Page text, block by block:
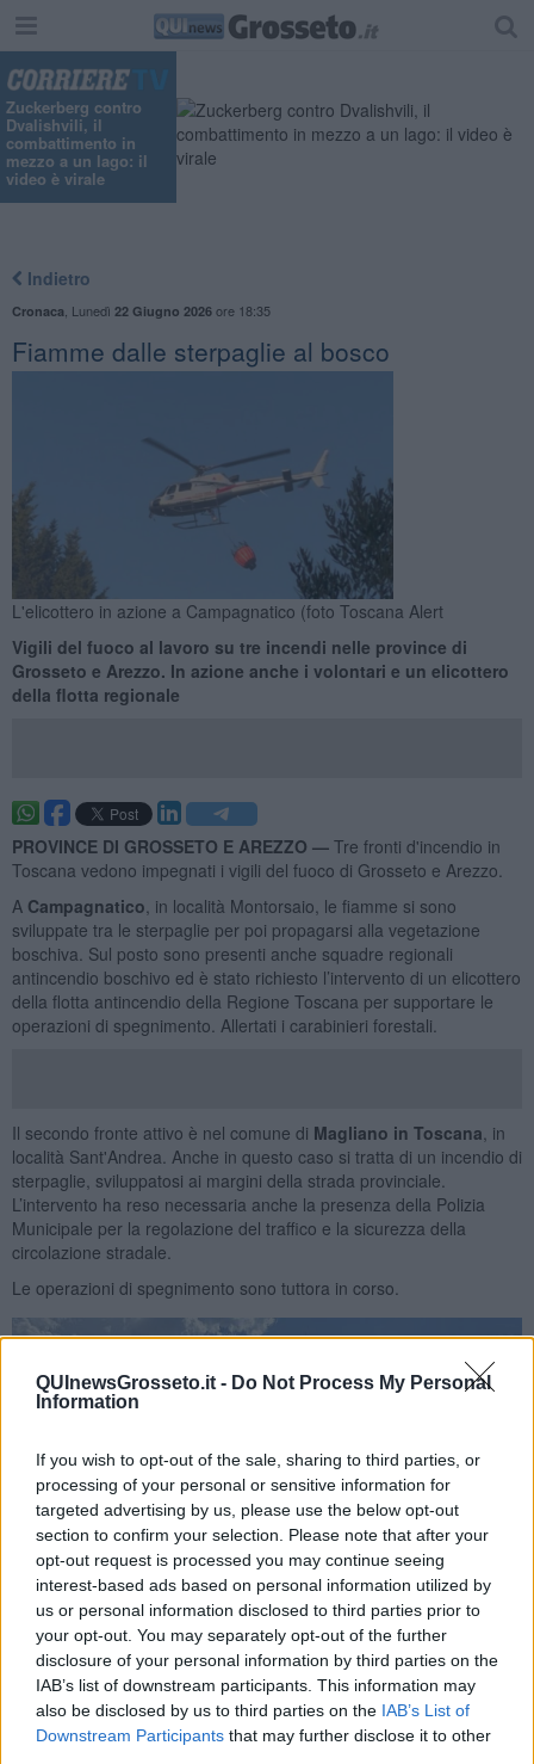
QUInewsGrosseto.it - Do Not Process My Personal
Information
If you wish to opt-out of the sale, sharing to third parties, or
processing of your personal or sensitive information for
targeted advertising by us, please use the below opt-out
section to confirm your selection. Please note that after your
opt-out request is processed you may continue seeing
interest-based ads based on personal information utilized by
us or personal information disclosed to third parties prior to
your opt-out. You may separately opt-out of the further
disclosure of your personal information by third parties on the
IAB’s list of downstream participants. This information may
also be disclosed by us to third parties on the IAB’s List of
Downstream Participants that may further disclose it to other
Zuckerberg contro
Dvalishvili, il
combattimento in
mezzo a un lago: il
video è virale
Indietro
Cronaca Lunedì 22 Giugno 2026ore 18:35
Fiamme dalle sterpaglie al bosco
L'elicottero in azione a Campagnatico (foto Toscana Alert
Vigili del fuoco al lavoro su tre incendi nelle province di
Grosseto e Arezzo. In azione anche i volontari e un elicottero
della flotta regionale
PROVINCE DI GROSSETO E AREZZO — Tre fronti d'incendio in
Toscana vedono impegnati i vigili del fuoco di Grosseto e Arezzo.
A Campagnatico , in località Montorsaio, le fiamme si sono
sviluppate tra le sterpaglie per poi propagarsi alla vegetazione
boschiva. Sul posto sono presenti anche squadre regionali
antincendio boschivo ed è stato richiesto l’intervento di un elicottero
della flotta antincendio della Regione Toscana per supportare le
operazioni di spegnimento. Allertati i carabinieri forestali.
Il secondo fronte attivo è nel comune di Magliano in Toscana , in
località Sant'Andrea. Anche in questo caso si tratta di un incendio di
sterpaglie, sviluppatosi ai margini della strada provinciale.
L’intervento ha reso necessaria anche la presenza della Polizia
Municipale per la regolazione del traffico e la sicurezza della
circolazione stradale.
Le operazioni di spegnimento sono tuttora in corso.
Le operazioni di spegnimento a Magliano in Toscana